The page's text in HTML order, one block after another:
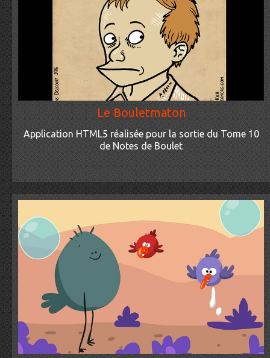
Le Bouletmaton
Application HTML5 réalisée pour la sortie du Tome 10
de Notes de Boulet